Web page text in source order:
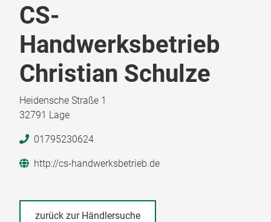
CS-
Handwerksbetrieb
Christian Schulze
Heidensche Straße 1
32791 Lage
01795230624
http://cs-handwerksbetrieb.de
zurück zur Händlersuche